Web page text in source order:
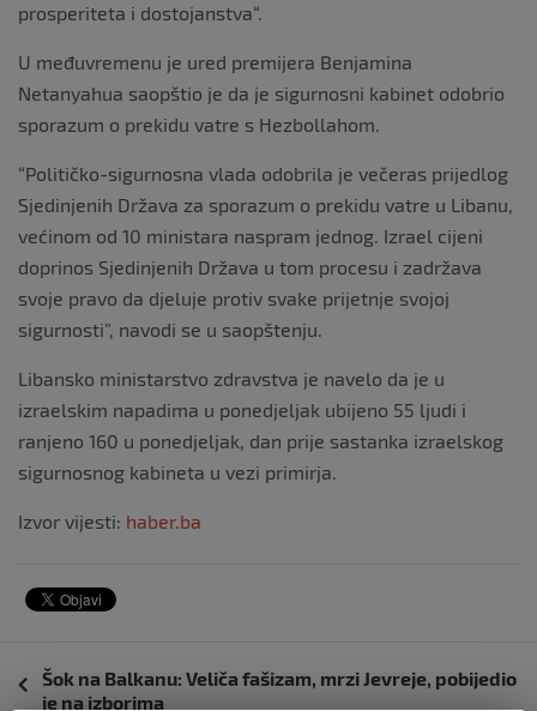
prosperiteta i dostojanstva“.
U međuvremenu je ured premijera Benjamina
Netanyahua saopštio je da je sigurnosni kabinet odobrio
sporazum o prekidu vatre s Hezbollahom.
“Političko-sigurnosna vlada odobrila je večeras prijedlog
Sjedinjenih Država za sporazum o prekidu vatre u Libanu,
većinom od 10 ministara naspram jednog. Izrael cijeni
doprinos Sjedinjenih Država u tom procesu i zadržava
svoje pravo da djeluje protiv svake prijetnje svojoj
sigurnosti”, navodi se u saopštenju.
Libansko ministarstvo zdravstva je navelo da je u
izraelskim napadima u ponedjeljak ubijeno 55 ljudi i
ranjeno 160 u ponedjeljak, dan prije sastanka izraelskog
sigurnosnog kabineta u vezi primirja.
Izvor vijesti: haber.ba
Navigacija
objava
Šok na Balkanu: Veliča fašizam, mrzi Jevreje, pobijedio
je na izborima